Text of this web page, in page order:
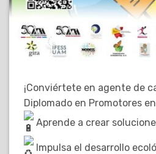
¡Conviértete en agente de
Diplomado en Promotores
Aprende a crear
Impulsa el desarrollo